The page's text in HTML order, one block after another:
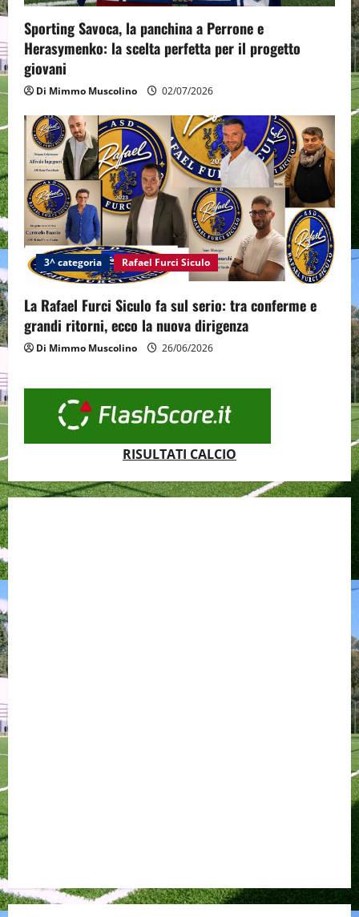
Sporting Savoca, la panchina a Perrone e
Herasymenko: la scelta perfetta per il progetto
giovani
Di Mimmo Muscolino 02/07/2026
3^ categoria Rafael Furci Siculo
La Rafael Furci Siculo fa sul serio: tra conferme e
grandi ritorni, ecco la nuova dirigenza
Di Mimmo Muscolino 26/06/2026
RISULTATI CALCIO